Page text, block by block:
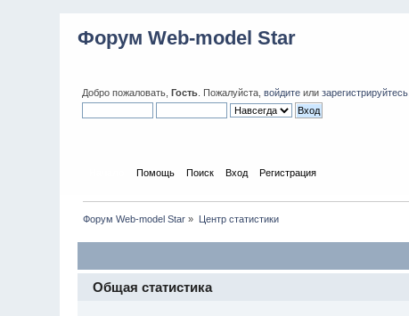
Форум Web-model Star
Добро пожаловать,Гость . Пожалуйста,войдите илизарегистрируйтесь
Помощь Поиск Вход Регистрация
Форум Web-model Star » Центр статистики
Общая статистика